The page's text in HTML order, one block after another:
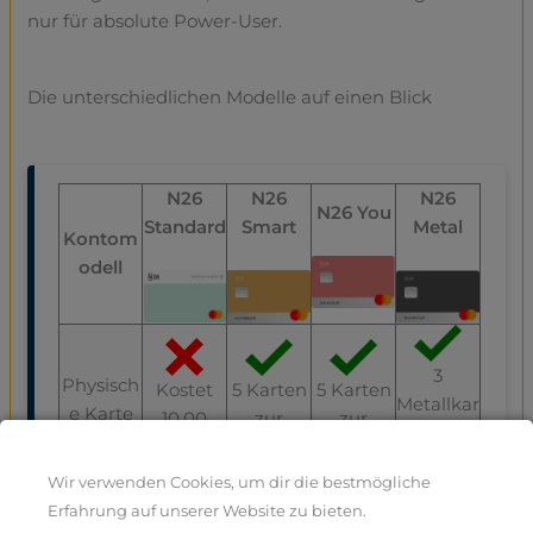
nur für absolute Power-User.
Die unterschiedlichen Modelle auf einen Blick
Kontom
odell
N26
Standard
N26
Smart
N26 You
N26
Metal
Physisch
e Karte
Kostet
10,00
5 Karten
zur
5 Karten
zur
3
Metallkar
Monatlic
he
0,00
4,90
9,90 Euro
Wir verwenden Cookies, um dir die bestmögliche
Erfahrung auf unserer Website zu bieten.